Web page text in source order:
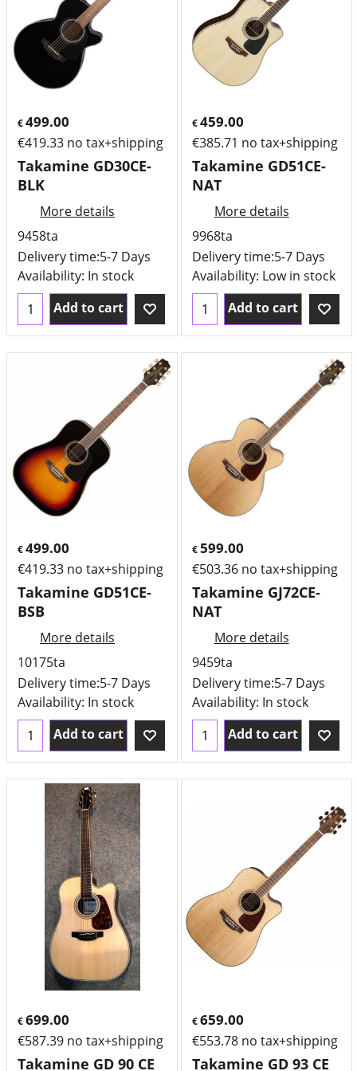
€499.00
€419.33 no tax+shipping
Takamine GD30CE-
BLK
More details
9458ta
Delivery time:5-7 Days
Availability: In stock
Add to cart
€459.00
€385.71 no tax+shipping
Takamine GD51CE-
NAT
More details
9968ta
Delivery time:5-7 Days
Availability: Low in stock
Add to cart
€499.00
€419.33 no tax+shipping
Takamine GD51CE-
BSB
More details
10175ta
Delivery time:5-7 Days
Availability: In stock
Add to cart
€599.00
€503.36 no tax+shipping
Takamine GJ72CE-
NAT
More details
9459ta
Delivery time:5-7 Days
Availability: In stock
Add to cart
€699.00
€587.39 no tax+shipping
Takamine GD 90 CE
€659.00
€553.78 no tax+shipping
Takamine GD 93 CE